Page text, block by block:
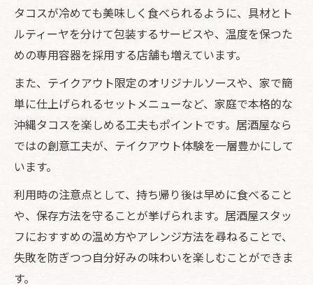
タコスが冷めても美味しく食べられるように、具材とト
ルティーヤを分けて包装するサービスや、温度を保つた
めの専用容器を採用する店舗も増えています。
また、テイクアウト限定のオリジナルソースや、家で簡
単に仕上げられるセットメニューなど、家庭で本格的な
沖縄タコスを楽しめる工夫もポイントです。居酒屋なら
ではの創意工夫が、テイクアウト体験を一層豊かにして
います。
利用時の注意点として、持ち帰り後は早めに食べること
や、保存方法を守ることが挙げられます。居酒屋スタッ
フにおすすめの温め方やアレンジ方法を尋ねることで、
失敗を防ぎつつ自分好みの味わいを楽しむことができま
す。